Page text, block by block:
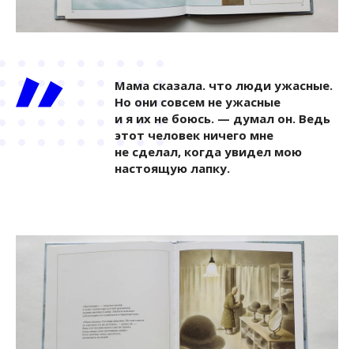
Мама сказала. что люди ужасные.
Но они совсем не ужасные
и я их не боюсь. — думал он. Ведь
этот человек ничего мне
не сделал, когда увидел мою
настоящую лапку.